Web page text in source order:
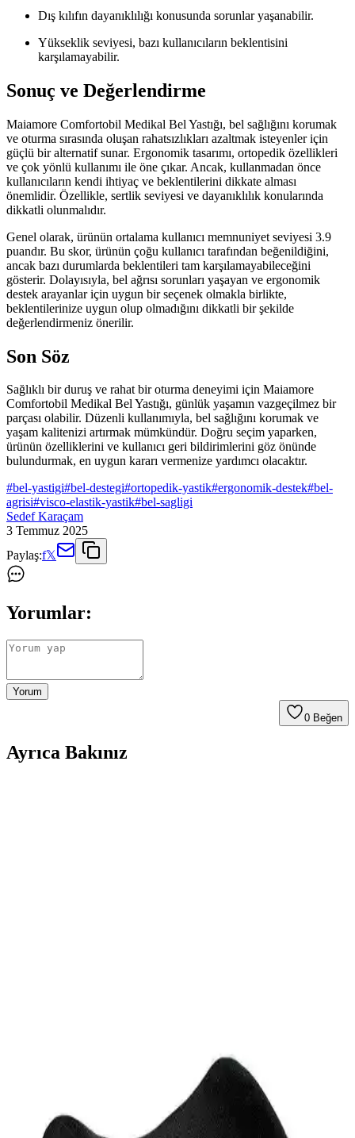
Dış kılıfın dayanıklılığı konusunda sorunlar yaşanabilir.
Yükseklik seviyesi, bazı kullanıcıların beklentisini
karşılamayabilir.
Sonuç ve Değerlendirme
Maiamore Comfortobil Medikal Bel Yastığı, bel sağlığını korumak
ve oturma sırasında oluşan rahatsızlıkları azaltmak isteyenler için
güçlü bir alternatif sunar. Ergonomik tasarımı, ortopedik özellikleri
ve çok yönlü kullanımı ile öne çıkar. Ancak, kullanmadan önce
kullanıcıların kendi ihtiyaç ve beklentilerini dikkate alması
önemlidir. Özellikle, sertlik seviyesi ve dayanıklılık konularında
dikkatli olunmalıdır.
Genel olarak, ürünün ortalama kullanıcı memnuniyet seviyesi 3.9
puandır. Bu skor, ürünün çoğu kullanıcı tarafından beğenildiğini,
ancak bazı durumlarda beklentileri tam karşılamayabileceğini
gösterir. Dolayısıyla, bel ağrısı sorunları yaşayan ve ergonomik
destek arayanlar için uygun bir seçenek olmakla birlikte,
beklentilerinize uygun olup olmadığını dikkatli bir şekilde
değerlendirmeniz önerilir.
Son Söz
Sağlıklı bir duruş ve rahat bir oturma deneyimi için Maiamore
Comfortobil Medikal Bel Yastığı, günlük yaşamın vazgeçilmez bir
parçası olabilir. Düzenli kullanımıyla, bel sağlığını korumak ve
yaşam kalitenizi artırmak mümkündür. Doğru seçim yaparken,
ürünün özelliklerini ve kullanıcı geri bildirimlerini göz önünde
bulundurmak, en uygun kararı vermenize yardımcı olacaktır.
#bel-yastigi#bel-destegi#ortopedik-yastik#ergonomik-destek#bel-
agrisi#visco-elastik-yastik#bel-sagligi
Sedef Karaçam
3 Temmuz 2025
Paylaş:f𝕏
Yorumlar:
Yorum
0 Beğen
Ayrıca Bakınız
Yastıksepeti'nin ortopedik visko elastik bel yastığı, ergonomik
tasarımıyla bel ve sırt desteği sağlar, uzun kullanımda bile konforu
korur, taşınabilir ve yıkanabilir özellikleriyle pratiklik sunar.
Camellian Bel Yastığı ile Bel Sağlığınızı Koruyun ve
Günlük Konforunuzu Artırın